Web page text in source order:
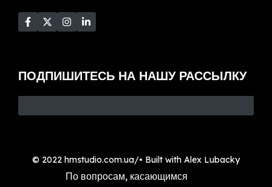
ПОДПИШИТЕСЬ НА НАШУ РАССЫЛКУ
© 2022 hmstudio.com.ua/• Built with Alex Lubacky
По вопросам, касающимся